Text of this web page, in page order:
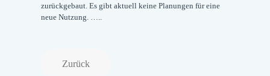
zurückgebaut. Es gibt aktuell keine Planungen für eine
neue Nutzung. …..
Zurück